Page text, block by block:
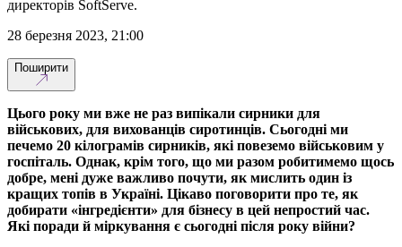
директорів SoftServe.
28 березня 2023, 21:00
Поширити
Цього року ми вже не раз випікали сирники для
військових, для вихованців сиротинців. Сьогодні ми
печемо 20 кілограмів сирників, які повеземо військовим у
госпіталь. Однак, крім того, що ми разом робитимемо щось
добре, мені дуже важливо почути, як мислить один із
кращих топів в Україні. Цікаво поговорити про те, як
добирати «інгредієнти» для бізнесу в цей непростий час.
Які поради й міркування є сьогодні після року війни?